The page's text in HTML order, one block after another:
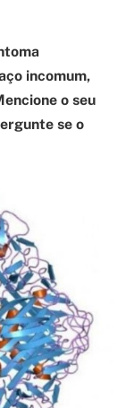
incomum,
o seu
se o